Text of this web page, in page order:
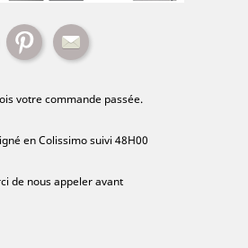
WhatsappPinterest
votre commande passée.
en Colissimo suivi 48H00
de nous appeler avant